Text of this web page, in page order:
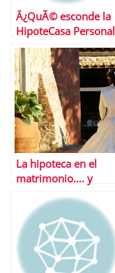
Â¿QuÃ© esconde la
HipoteCasa Personal
db?
La hipoteca en el
matrimonio…. y